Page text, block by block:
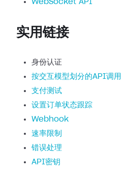
WebSocket API
实用链接
身份认证
按交互模型划分的API调用
支付测试
设置订单状态跟踪
Webhook
速率限制
错误处理
API密钥